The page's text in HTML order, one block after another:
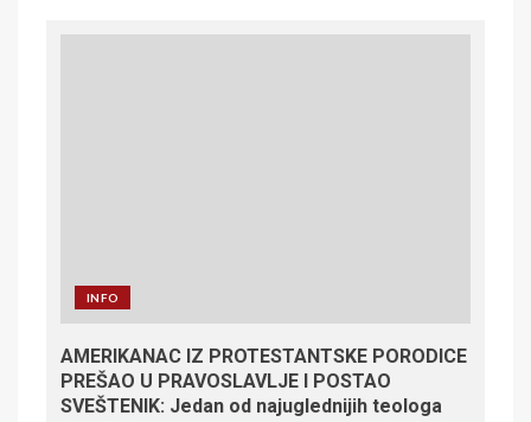
INFO
AMERIKANAC IZ PROTESTANTSKE PORODICE
PREŠAO U PRAVOSLAVLJE I POSTAO
SVEŠTENIK: Jedan od najuglednijih teologa